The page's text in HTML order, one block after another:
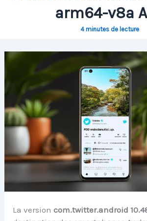
arm64-v8a
4 minutes de lecture
La versioncom.twitter.android